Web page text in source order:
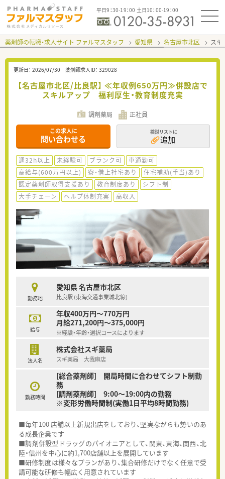
平日9：30-19：00 土日10：00-19：00
薬剤師の転職・求人サイト ファルマスタッフ 愛知県 名古屋市北区 ス
更新日： 2026/07/30 薬剤師求人ID： 329028
【名古屋市北区/比良駅】 ≪年収例650万円≫併設店で
スキルアップ 福利厚生・教育制度充実
調剤薬局 正社員
この求人に
問い合わせる
検討リストに
追加
週32h以上 未経験可 ブランク可
車通勤可
高給与(600万円以上)
寮・借上社宅あり
住宅補助(手当)あり
認定薬剤師取得支援あり
教育制度あり
シフト制
大手チェーン
ヘルプ体制充実 高収入
勤務地
愛知県 名古屋市北区
比良駅 (東海交通事業城北線)
給与
年収400万円～770万円
月給271,200円～375,000円
※経験・年齢・選択コースによります
法人名
株式会社スギ薬局
スギ薬局 大我麻店
勤務時間
[総合薬剤師] 開局時間に合わせてシフト制勤
務
[調剤薬剤師] 9:00～19:00内の勤務
※変形労働時間制(実働1日平均8時間勤務)
■毎年100 店舗以上新規出店をしており、堅実ながらも勢いのあ
る成長企業です
■調剤併設型ドラッグのパイオニアとして、関東、東海、関西、北
陸・信州を中心に約1,700店舗以上を展開しています
■研修制度は様々なプランがあり、集合研修だけでなく任意で受
講可能な研修も幅広く用意されています